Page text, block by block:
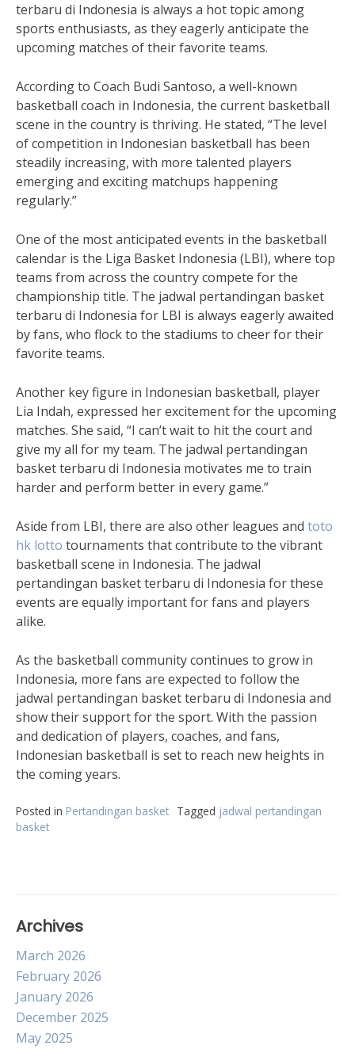
terbaru di Indonesia is always a hot topic among
sports enthusiasts, as they eagerly anticipate the
upcoming matches of their favorite teams.
According to Coach Budi Santoso, a well-known
basketball coach in Indonesia, the current basketball
scene in the country is thriving. He stated, “The level
of competition in Indonesian basketball has been
steadily increasing, with more talented players
emerging and exciting matchups happening
regularly.”
One of the most anticipated events in the basketball
calendar is the Liga Basket Indonesia (LBI), where top
teams from across the country compete for the
championship title. The jadwal pertandingan basket
terbaru di Indonesia for LBI is always eagerly awaited
by fans, who flock to the stadiums to cheer for their
favorite teams.
Another key figure in Indonesian basketball, player
Lia Indah, expressed her excitement for the upcoming
matches. She said, “I can’t wait to hit the court and
give my all for my team. The jadwal pertandingan
basket terbaru di Indonesia motivates me to train
harder and perform better in every game.”
Aside from LBI, there are also other leagues and toto
hk lotto tournaments that contribute to the vibrant
basketball scene in Indonesia. The jadwal
pertandingan basket terbaru di Indonesia for these
events are equally important for fans and players
alike.
As the basketball community continues to grow in
Indonesia, more fans are expected to follow the
jadwal pertandingan basket terbaru di Indonesia and
show their support for the sport. With the passion
and dedication of players, coaches, and fans,
Indonesian basketball is set to reach new heights in
the coming years.
Posted in Pertandingan basket Tagged jadwal pertandingan
basket
Archives
March 2026
February 2026
January 2026
December 2025
May 2025